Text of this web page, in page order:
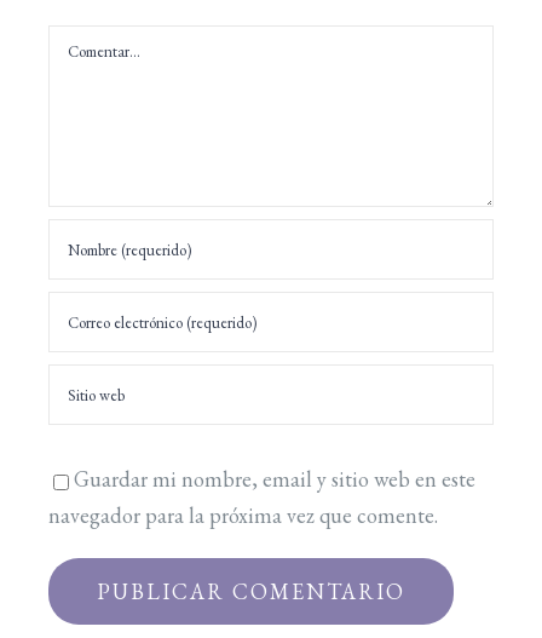
Comentar
Guardar mi nombre, email y sitio web en este
navegador para la próxima vez que comente.